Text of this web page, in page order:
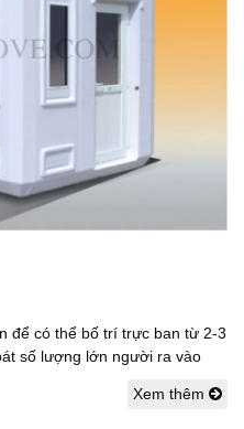
để có thể bố trí trực ban từ 2-3
số lượng lớn người ra vào
Xem thêm